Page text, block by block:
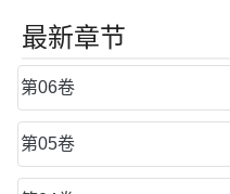
最新章节
第06卷
第05卷